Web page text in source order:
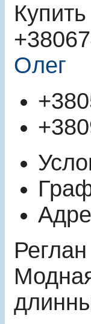
Купить
+38067
Олег
+380
+380